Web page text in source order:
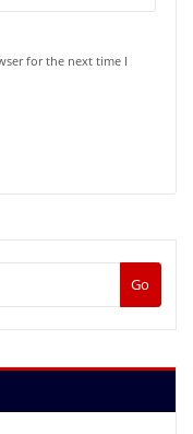
for the next time I
Go